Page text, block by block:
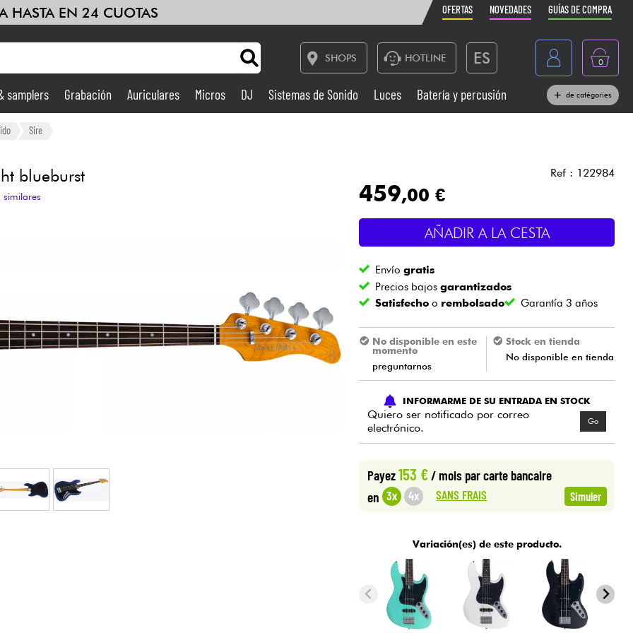
HASTA EN 24 CUOTAS OFERTAS NOVEDADES GUÍAS DE COMPRA
SHOPS HOTLINE ES
France
Belgique
Nederland
0
Grabación
Sistemas de Sonido
Vientos
Cables & Acces.
Bundle
Ver nuestras marcas
samplers Grabación Auriculares Micros DJ Sistemas de Sonido Luces Batería y percusión de catégories
Sire
blueburst
similares
Ref : 122984
459,00 €
AÑADIR A LA CESTA
Envíogratis
Precios bajosgarantizados
Satisfecho o rembolsado Garantía 3 años
No disponible en este
momento
preguntarnos
Stock en tienda
No disponible en tienda
INFORMARME DE SU ENTRADA EN STOCK
Quiero ser notificado por correo
electrónico.
Go
Payez153 €/ mois par carte bancaire
en 3x 4x SANS FRAIS Simuler
Variación(es) de este producto.